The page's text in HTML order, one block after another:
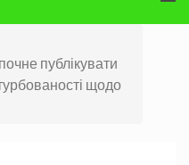
публікувати
щодо